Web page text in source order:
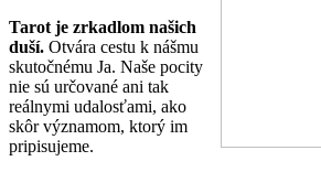
Tarot je zrkadlom našich
duší. Otvára cestu k nášmu
skutočnému Ja. Naše pocity
nie sú určované ani tak
reálnymi udalosťami, ako
skôr významom, ktorý im
pripisujeme.